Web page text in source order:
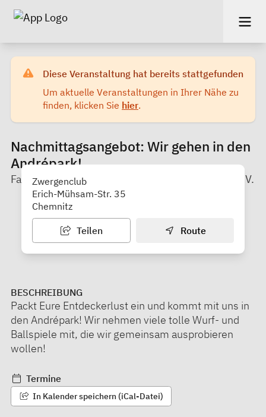
Diese Veranstaltung hat bereits stattgefunden
Um aktuelle Veranstaltungen in Ihrer Nähe zu
finden, klicken Sie hier.
Nachmittagsangebot: Wir gehen in den
Andrépark!
Familienverein für Groß und Klein in Chemnitz e. V.
Zwergenclub
Erich-Mühsam-Str. 35
Chemnitz
Teilen Route
BESCHREIBUNG
Packt Eure Entdeckerlust ein und kommt mit uns in
den Andrépark! Wir nehmen viele tolle Wurf- und
Ballspiele mit, die wir gemeinsam ausprobieren
wollen!
Termine
In Kalender speichern (iCal-Datei)